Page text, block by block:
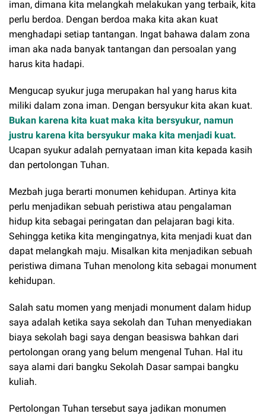
iman, dimana kita melangkah melakukan yang terbaik, kita
perlu berdoa. Dengan berdoa maka kita akan kuat
menghadapi setiap tantangan. Ingat bahawa dalam zona
iman aka nada banyak tantangan dan persoalan yang
harus kita hadapi.
Mengucap syukur juga merupakan hal yang harus kita
miliki dalam zona iman. Dengan bersyukur kita akan kuat.
Bukan karena kita kuat maka kita bersyukur, namun
justru karena kita bersyukur maka kita menjadi kuat.
Ucapan syukur adalah pernyataan iman kita kepada kasih
dan pertolongan Tuhan.
Mezbah juga berarti monumen kehidupan. Artinya kita
perlu menjadikan sebuah peristiwa atau pengalaman
hidup kita sebagai peringatan dan pelajaran bagi kita.
Sehingga ketika kita mengingatnya, kita menjadi kuat dan
dapat melangkah maju. Misalkan kita menjadikan sebuah
peristiwa dimana Tuhan menolong kita sebagai monument
kehidupan.
Salah satu momen yang menjadi monument dalam hidup
saya adalah ketika saya sekolah dan Tuhan menyediakan
biaya sekolah bagi saya dengan beasiswa bahkan dari
pertolongan orang yang belum mengenal Tuhan. Hal itu
saya alami dari bangku Sekolah Dasar sampai bangku
kuliah.
Pertolongan Tuhan tersebut saya jadikan monumen